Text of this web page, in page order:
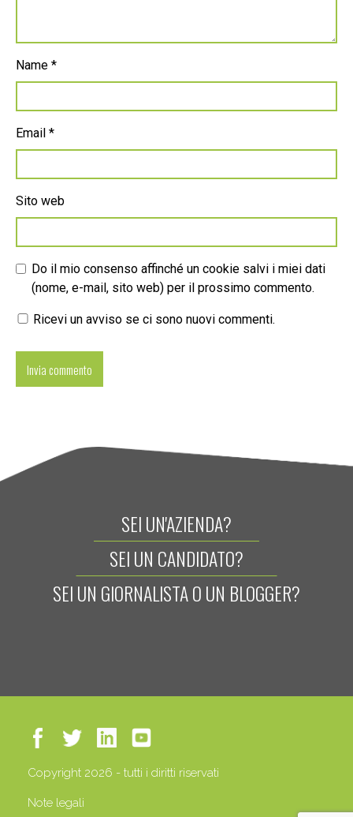
Name *
Email *
Sito web
Do il mio consenso affinché un cookie salvi i miei dati
(nome, e-mail, sito web) per il prossimo commento.
Ricevi un avviso se ci sono nuovi commenti.
SEI UN'AZIENDA?
SEI UN CANDIDATO?
SEI UN GIORNALISTA O UN BLOGGER?
Copyright 2026 - tutti i diritti riservati
Note legali